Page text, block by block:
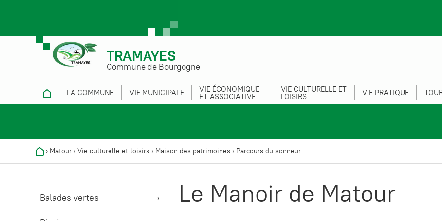
TRAMAYES
Commune de Bourgogne
LA COMMUNE VIE MUNICIPALE VIE ÉCONOMIQUE
ET ASSOCIATIVE
VIE CULTURELLE ET
LOISIRS VIE PRATIQUE
› Matour › Vie culturelle et loisirs › Maison des patrimoines › Parcours du sonneur
Balades vertes Le Manoir de Matour